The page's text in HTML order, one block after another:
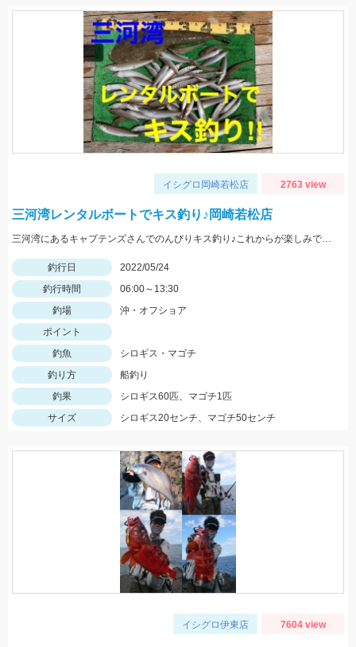
イシグロ岡崎若松店 2763 view
三河湾レンタルボートでキス釣り♪岡崎若松店
三河湾にあるキャプテンズさんでのんびりキス釣り♪これからが楽しみですね♪
釣行日
2022/05/24
釣行時間
06:00～13:30
釣場
沖・オフショア
ポイント
釣魚
シロギス・マゴチ
釣り方
船釣り
釣果
シロギス60匹、マゴチ1匹
サイズ
シロギス20センチ、マゴチ50センチ
イシグロ伊東店 7604 view